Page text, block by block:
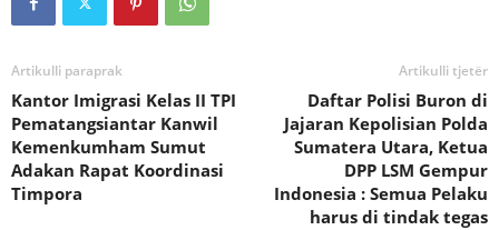
Artikulli paraprak
Kantor Imigrasi Kelas II TPI
Pematangsiantar Kanwil
Kemenkumham Sumut
Adakan Rapat Koordinasi
Timpora
Artikulli tjetër
Daftar Polisi Buron di
Jajaran Kepolisian Polda
Sumatera Utara, Ketua
DPP LSM Gempur
Indonesia : Semua Pelaku
harus di tindak tegas